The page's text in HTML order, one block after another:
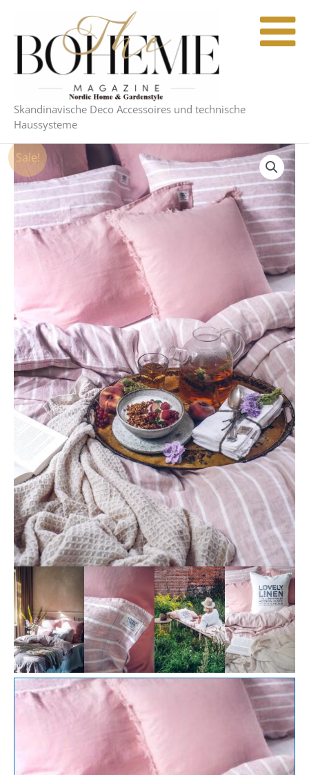
springen
Skandinavische Deco Accessoires und technische
Haussysteme
Sale!